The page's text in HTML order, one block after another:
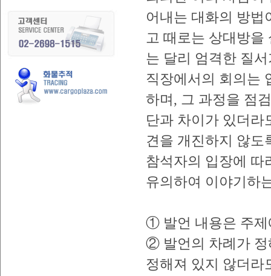
어내는 대화의 방법
고 때로는 상대방을
는 달리 엄격한 질
직장에서의 회의는
하며, 그 과정을 점
단과 차이가 있더라
견을 개진하지 않도
참석자의 입장에 따
유의하여 이야기하
① 발언 내용은 주제
② 발언의 차례가 정
정해져 있지 않더라